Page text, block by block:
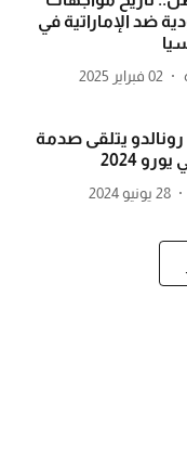
ضد الإماراتية في
02 فبراير 2025
يتلقى صدمة
2024
28 يونيو 2024